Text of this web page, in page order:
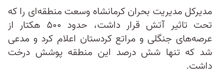
مدیرکل مدیریت بحران کرمانشاه وسعت منطقه‌ای را که
تحت تاثیر آتش قرار داشت، حدود ۵۰۰ هکتار از
عرصه‌های جنگلی و مراتع کردستان اعلام کرد و مدعی
شد که تنها شش درصد این منطقه پوشش درخت
داشت.